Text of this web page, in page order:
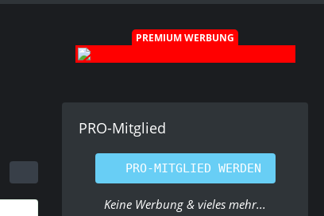
PREMIUM WERBUNG
PRO-Mitglied
PRO-MITGLIED WERDEN
Keine Werbung & vieles mehr...